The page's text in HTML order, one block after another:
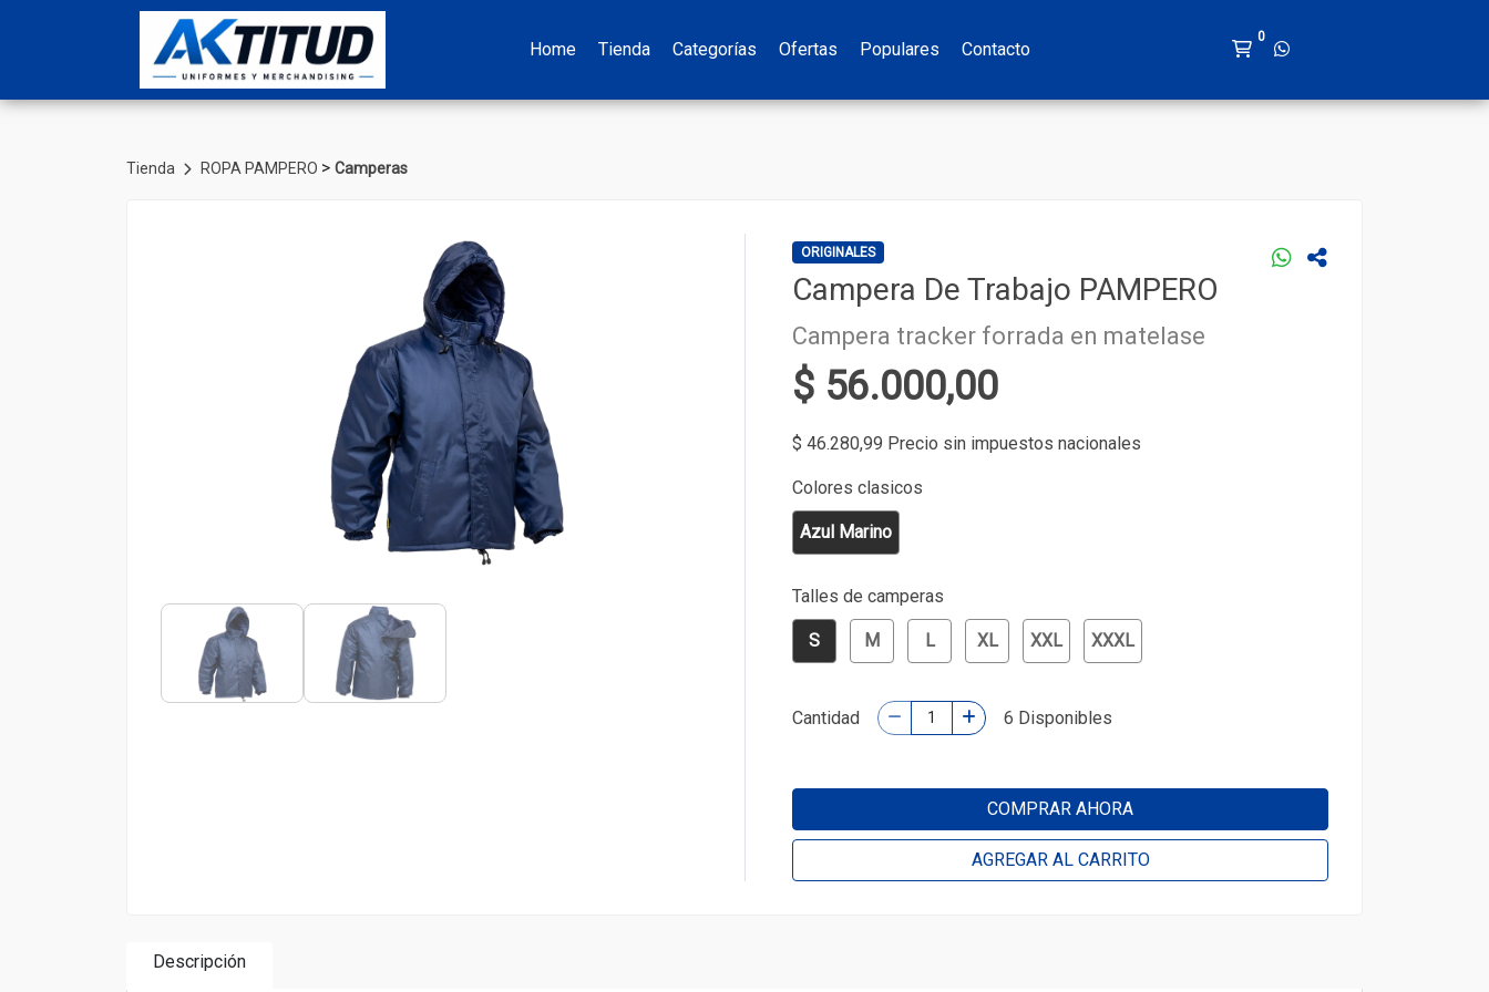
Home Tienda Categorías Ofertas Populares Contacto
0
Tienda ROPA PAMPERO > Camperas
ORIGINALES
Campera De Trabajo PAMPERO
Campera tracker forrada en matelase
$ 56.000,00
$ 46.280,99 Precio sin impuestos nacionales
Colores clasicos
Azul Marino
Talles de camperas
S M L XL XXL XXXL
Cantidad 6 Disponibles
COMPRAR AHORA
AGREGAR AL CARRITO
Descripción